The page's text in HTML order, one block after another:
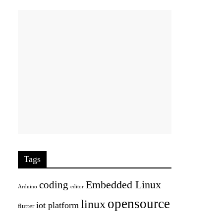
Tags
Arduino coding editor Embedded Linux
flutter iot platform linux opensource